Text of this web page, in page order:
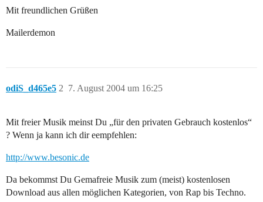
Mit freundlichen Grüßen
Mailerdemon
odiS_d465e5 7. August 2004 um 16:25
2
Mit freier Musik meinst Du „für den privaten Gebrauch kostenlos“
? Wenn ja kann ich dir eempfehlen:
http://www.besonic.de
Da bekommst Du Gemafreie Musik zum (meist) kostenlosen
Download aus allen möglichen Kategorien, von Rap bis Techno.